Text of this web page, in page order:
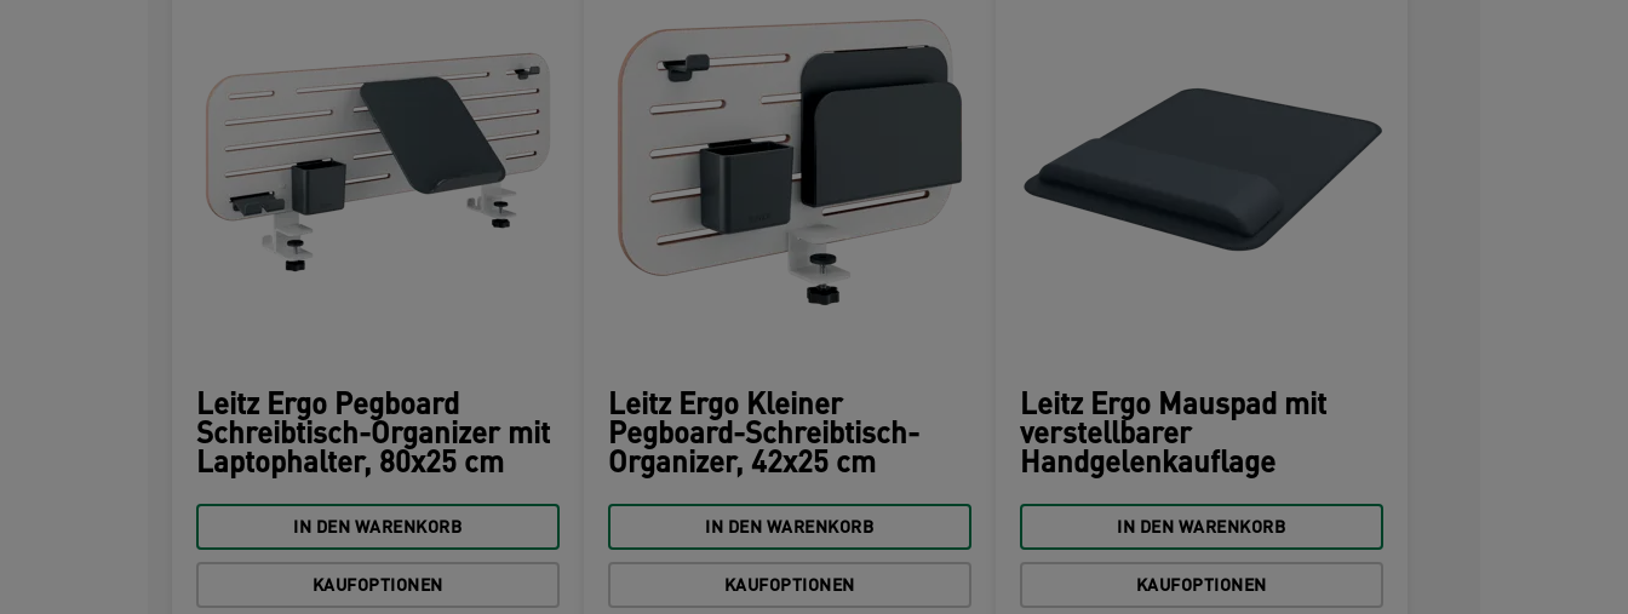
Leitz Ergo Pegboard
Schreibtisch-Organizer mit
Laptophalter, 80x25 cm
IN DEN WARENKORB
KAUFOPTIONEN
Leitz Ergo Kleiner
Pegboard-Schreibtisch-
Organizer, 42x25 cm
IN DEN WARENKORB
KAUFOPTIONEN
Leitz Ergo Mauspad mit
verstellbarer
Handgelenkauflage
IN DEN WARENKORB
KAUFOPTIONEN